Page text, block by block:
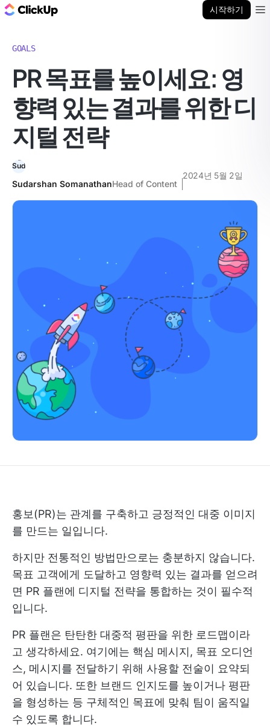
시작하기
GOALS
PR 목표를 높이세요: 영
향력 있는 결과를 위한 디
지털 전략
Sudarshan SomanathanHead of Content
2024년 5월 2일
홍보(PR)는 관계를 구축하고 긍정적인 대중 이미지
를 만드는 일입니다.
하지만 전통적인 방법만으로는 충분하지 않습니다.
목표 고객에게 도달하고 영향력 있는 결과를 얻으려
면 PR 플랜에 디지털 전략을 통합하는 것이 필수적
입니다.
PR 플랜은 탄탄한 대중적 평판을 위한 로드맵이라
고 생각하세요. 여기에는 핵심 메시지, 목표 오디언
스, 메시지를 전달하기 위해 사용할 전술이 요약되
어 있습니다. 또한 브랜드 인지도를 높이거나 평판
을 형성하는 등 구체적인 목표에 맞춰 팀이 움직일
수 있도록 합니다.